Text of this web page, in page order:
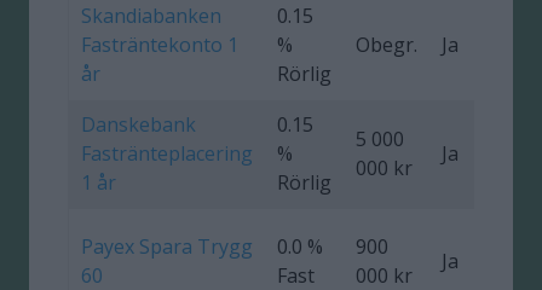
Skandiabanken
Fasträntekonto 1
år
0.15
%
Rörlig
Obegr. Ja
Danskebank
Fastränteplacering
1 år
0.15
%
Rörlig
5 000
000 kr
Ja
Payex Spara Trygg
60
0.0 %
Fast
900
000 kr
Ja